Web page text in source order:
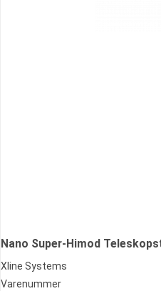
Nano Super-Himod
Xline Systems
Varenummer